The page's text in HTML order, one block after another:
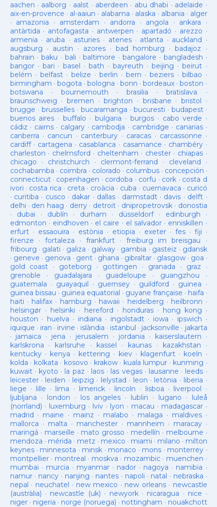
aachen · aalborg · aalst · aberdeen · abu dhabi · adelaide ·
aix-en-provence · al-aaiun · alabama · alaska · albania · alger
· amazonia · amsterdam · andorra · angola · ankara ·
antàrtida · antofagasta · antwerpen · apartadó · arezzo ·
armenia · aruba · asturies· atenes· atlanta · auckland ·
augsburg · austin · azores·bad homburg ·badajoz ·
bahrain ·baku · bali ·baltimore ·bangalore · bangladesh ·
bangor· bari ·basel ·bath · bayreuth ·beijing ·beirut ·
belém · belfast· belize · berlin ·bern ·beziers ·bilbao ·
birmingham · bogota · bologna ·bonn ·bordeaux ·boston ·
botswana · bournemouth ·brasilia ·bratislava ·
braunschweig · bremen ·brighton · brisbane · bristol ·
brugge · brusselles· bucaramanga · bucuresti · budapest·
buenos aires· buffalo · bulgaria · burgos· cabo verde ·
cádiz · cairns· calgary · cambodja · cambridge · canarias·
canberra · cancun · canterbury · caracas · carcassonne ·
cardiff· cartagena · casablanca · casamance · chambéry·
charleston · chelmsford · cheltenham · chester· chiapas ·
chicago · christchurch · clermont-ferrand · cleveland ·
cochabamba · coimbra · colorado · columbus· concepción ·
connecticut· copenhagen · cordoba · corfu · cork · costa d
ivori · costa rica · creta · croàcia · cuba · cuernavaca · curicó
· curitiba · cusco · dakar · dallas · darmstadt· davis · delft ·
delhi · den haag · derry· detroit· dnipropetrovsk· donostia
· dubai · dublín · durham · düsseldorf· edinburgh ·
edmonton · eindhoven · el caire · el salvador · enniskillen ·
erfurt· essaouira · estònia · etiopia · exeter· fes· fiji ·
firenze ·fortaleza · frankfurt· freiburg im breisgau ·
fribourg · galati · galiza · galway· gambia · gasteiz · gdansk
· geneve · genova · gent· ghana · gibraltar· glasgow· goa ·
gold coast · goteborg · gottingen · granada · graz ·
grenoble · guadalajara · guadeloupe · guangzhou ·
guatemala · guayaquil · guernsey· guildford · guinea ·
guinea bissau · guinea equatorial · guyane française · haifa ·
haiti · halifax · hamburg · hawaii · heidelberg · heilbronn ·
helsingør· helsinki · hereford · honduras· hong kong ·
houston · huelva · indiana · ingolstadt· iowa · ipswich ·
iquique · iran · irvine · islàndia · istanbul · jacksonville · jakarta
· jamaica · jena · jerusalem · jordania · kaiserslautern ·
karlskrona · karlsruhe · kassel · kaunas· kazakhstan ·
kentucky· kenya · kettering · kiev· klagenfurt · koeln ·
kolda · kolkata · kosovo · krakow· kuala lumpur · kunming ·
kuwait· kyoto · la paz · laos· las vegas· lausanne · leeds ·
leicester· leiden · leipzig · lelystad · leon · letònia · liberia ·
liege · lille · lima · limerick· lincoln · lisboa · liverpool ·
ljubljana · london · los angeles· lublin · lugano · luleå
(norrland) · luxemburg · lviv · lyon · macau · madagascar·
madrid · maine · mainz · malabo · malaga · maldives·
mallorca · malta · manchester· mannheim · maracay·
maringá · marseille · mato grosso · medellín · melbourne ·
mendoza · mérida · metz · mexico · miami · milano · milton
keynes· minnesota · minsk · monaco · mons · monterrey ·
montpellier· montreal · moskva · mozambic· muenchen ·
mumbai · murcia · myanmar· nador · nagoya · namibia ·
namur· nancy · nanjing · nantes · napoli · natal · nebraska ·
nepal · neuchatel · new mexico · new orleans· newcastle
(austràlia) · newcastle (uk) · newyork· nicaragua · nice ·
niger· nigeria · norge (noruega) · nottingham · nouakchott